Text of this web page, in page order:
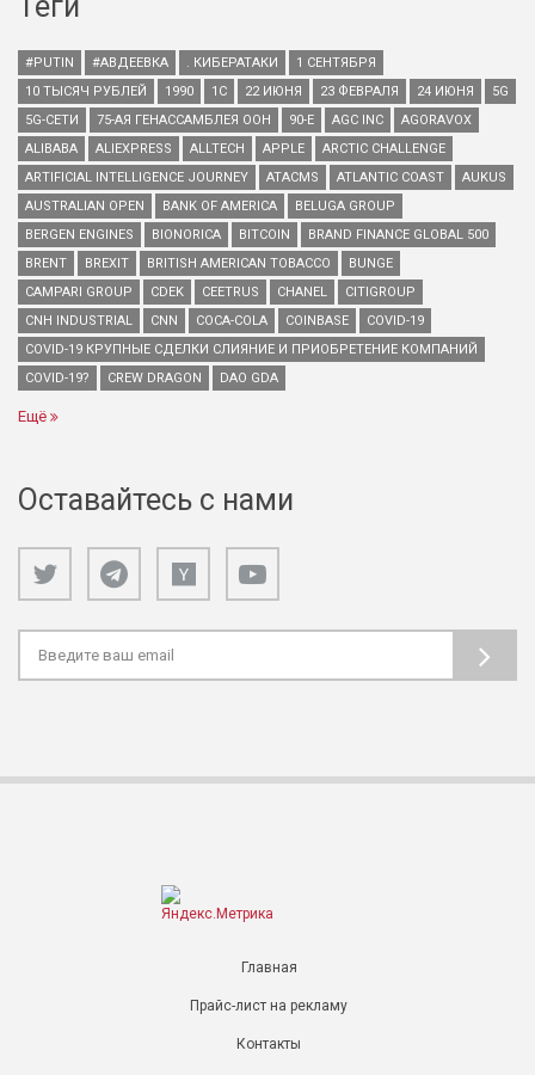
#PUTIN #АВДЕЕВКА . КИБЕРАТАКИ
1 СЕНТЯБРЯ
10 ТЫСЯЧ РУБЛЕЙ
1990 1С 22 ИЮНЯ 23 ФЕВРАЛЯ 24 ИЮНЯ
5G
5G-СЕТИ
75-АЯ ГЕНАССАМБЛЕЯ ООН 90-Е AGC INC
AGORAVOX
ALIBABA
ALIEXPRESS ALLTECH APPLE
ARCTIC CHALLENGE
ARTIFICIAL INTELLIGENCE JOURNEY
ATACMS ATLANTIC COAST
AUKUS
AUSTRALIAN OPEN
BANK OF AMERICA
BELUGA GROUP
BERGEN ENGINES
BIONORICA BITCOIN
BRAND FINANCE GLOBAL 500
BRENT
BREXIT BRITISH AMERICAN TOBACCO
BUNGE
CAMPARI GROUP
CDEK CEETRUS CHANEL
CITIGROUP
CNH INDUSTRIAL
CNN COCA-COLA COINBASE
COVID-19
COVID-19 КРУПНЫЕ СДЕЛКИ СЛИЯНИЕ И ПРИОБРЕТЕНИЕ КОМПАНИЙ
COVID-19?
CREW DRAGON DAO GDA
Ещё
Оставайтесь с нами
Главная
Прайс-лист на рекламу
Контакты